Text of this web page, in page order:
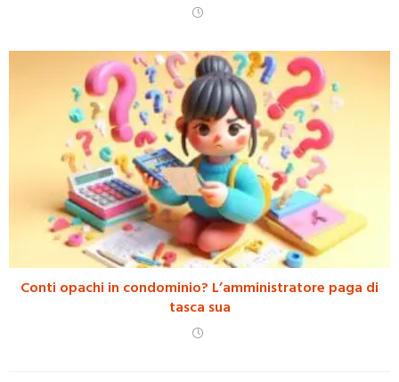
Conti opachi in condominio? L’amministratore paga di
tasca sua